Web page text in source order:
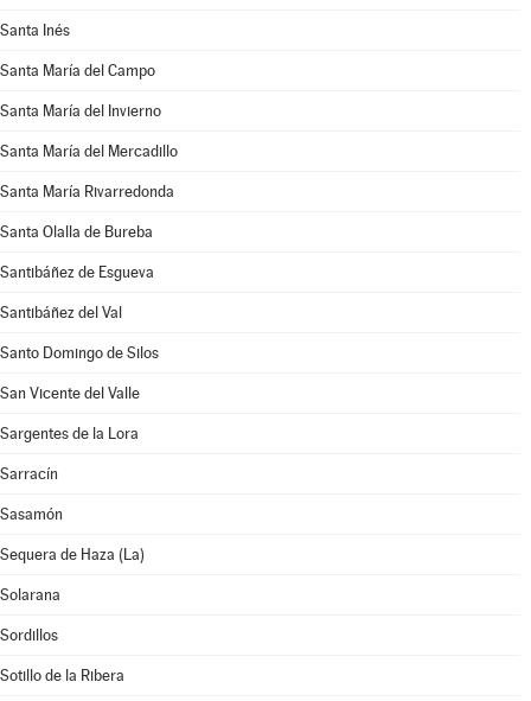
Santa Inés
Santa María del Campo
Santa María del Invierno
Santa María del Mercadillo
Santa María Rivarredonda
Santa Olalla de Bureba
Santibáñez de Esgueva
Santibáñez del Val
Santo Domingo de Silos
San Vicente del Valle
Sargentes de la Lora
Sarracín
Sasamón
Sequera de Haza (La)
Solarana
Sordillos
Sotillo de la Ribera